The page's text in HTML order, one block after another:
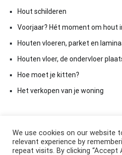
Hout schilderen
Voorjaar? Hét moment om hout
Houten vloeren, parket en
Houten vloer, de ondervloer
Hoe moet je kitten?
Het verkopen van je woning
We use cookies on our website
relevant experience by
repeat visits. By clicking “Accept